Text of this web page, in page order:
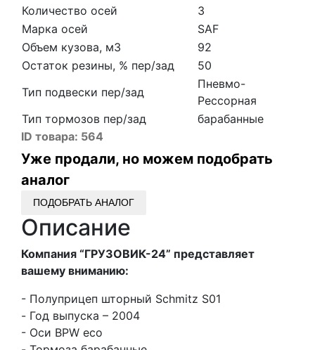
Количество осей
3
Марка осей
SAF
Объем кузова, м3
92
Остаток резины, % пер/зад
50
Тип подвески пер/зад
Пневмо-
Рессорная
Тип тормозов пер/зад
барабанные
ID товара: 564
Уже продали, но можем подобрать
аналог
ПОДОБРАТЬ АНАЛОГ
Описание
Компания “ГРУЗОВИК-24” представляет
вашему вниманию:
- Полуприцеп шторный Schmitz S01
- Год выпуска – 2004
- Оси BPW eco